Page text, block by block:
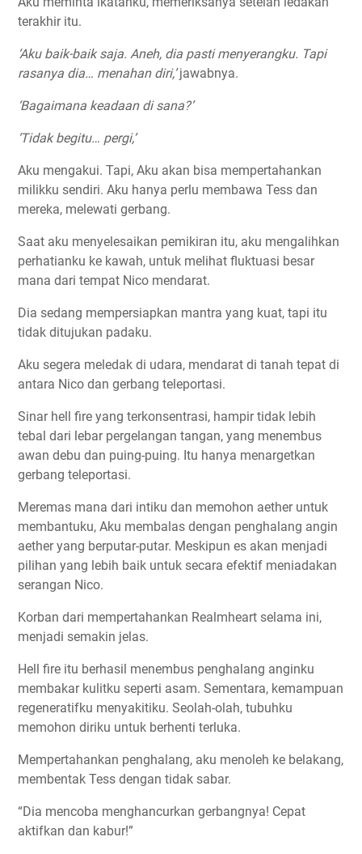
terakhir itu.
‘Aku baik-baik saja. Aneh, dia pasti menyerangku. Tapi
rasanya dia… menahan diri,’jawabnya.
‘Bagaimana keadaan di sana?’
‘Tidak begitu… pergi,’
Aku mengakui. Tapi, Aku akan bisa mempertahankan
milikku sendiri. Aku hanya perlu membawa Tess dan
mereka, melewati gerbang.
Saat aku menyelesaikan pemikiran itu, aku mengalihkan
perhatianku ke kawah, untuk melihat fluktuasi besar
mana dari tempat Nico mendarat.
Dia sedang mempersiapkan mantra yang kuat, tapi itu
tidak ditujukan padaku.
Aku segera meledak di udara, mendarat di tanah tepat di
antara Nico dan gerbang teleportasi.
Sinar hell fire yang terkonsentrasi, hampir tidak lebih
tebal dari lebar pergelangan tangan, yang menembus
awan debu dan puing-puing. Itu hanya menargetkan
gerbang teleportasi.
Meremas mana dari intiku dan memohon aether untuk
membantuku, Aku membalas dengan penghalang angin
aether yang berputar-putar. Meskipun es akan menjadi
pilihan yang lebih baik untuk secara efektif meniadakan
serangan Nico.
Korban dari mempertahankan Realmheart selama ini,
menjadi semakin jelas.
Hell fire itu berhasil menembus penghalang anginku
membakar kulitku seperti asam. Sementara, kemampuan
regeneratifku menyakitiku. Seolah-olah, tubuhku
memohon diriku untuk berhenti terluka.
Mempertahankan penghalang, aku menoleh ke belakang,
membentak Tess dengan tidak sabar.
“Dia mencoba menghancurkan gerbangnya! Cepat
aktifkan dan kabur!”